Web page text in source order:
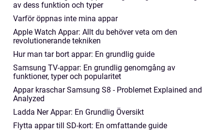
av dess funktion och typer
Varför öppnas inte mina appar
Apple Watch Appar: Allt du behöver veta om den
revolutionerande tekniken
Hur man tar bort appar: En grundlig guide
Samsung TV-appar: En grundlig genomgång av
funktioner, typer och popularitet
Appar kraschar Samsung S8 - Problemet Explained and
Analyzed
Ladda Ner Appar: En Grundlig Översikt
Flytta appar till SD-kort: En omfattande guide